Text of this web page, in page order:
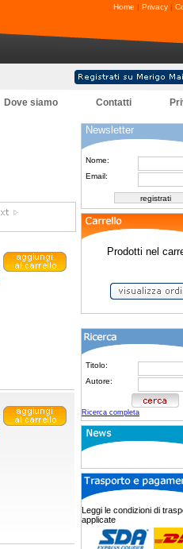
Home | Privacy |
Dove siamo Contatti
Newsletter
Nome:
Email:
Prodotti nel
Titolo:
Autore:
Ricerca completa
Leggi le condizioni di
applicate